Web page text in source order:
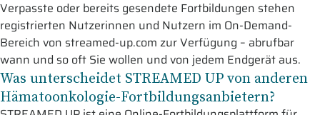
Verpasste oder bereits gesendete Fortbildungen stehen
registrierten Nutzerinnen und Nutzern im On-Demand-
Bereich von streamed-up.com zur Verfügung – abrufbar
wann und so oft Sie wollen und von jedem Endgerät aus.
Was unterscheidet STREAMED UP von anderen
Hämatoonkologie-Fortbildungsanbietern?